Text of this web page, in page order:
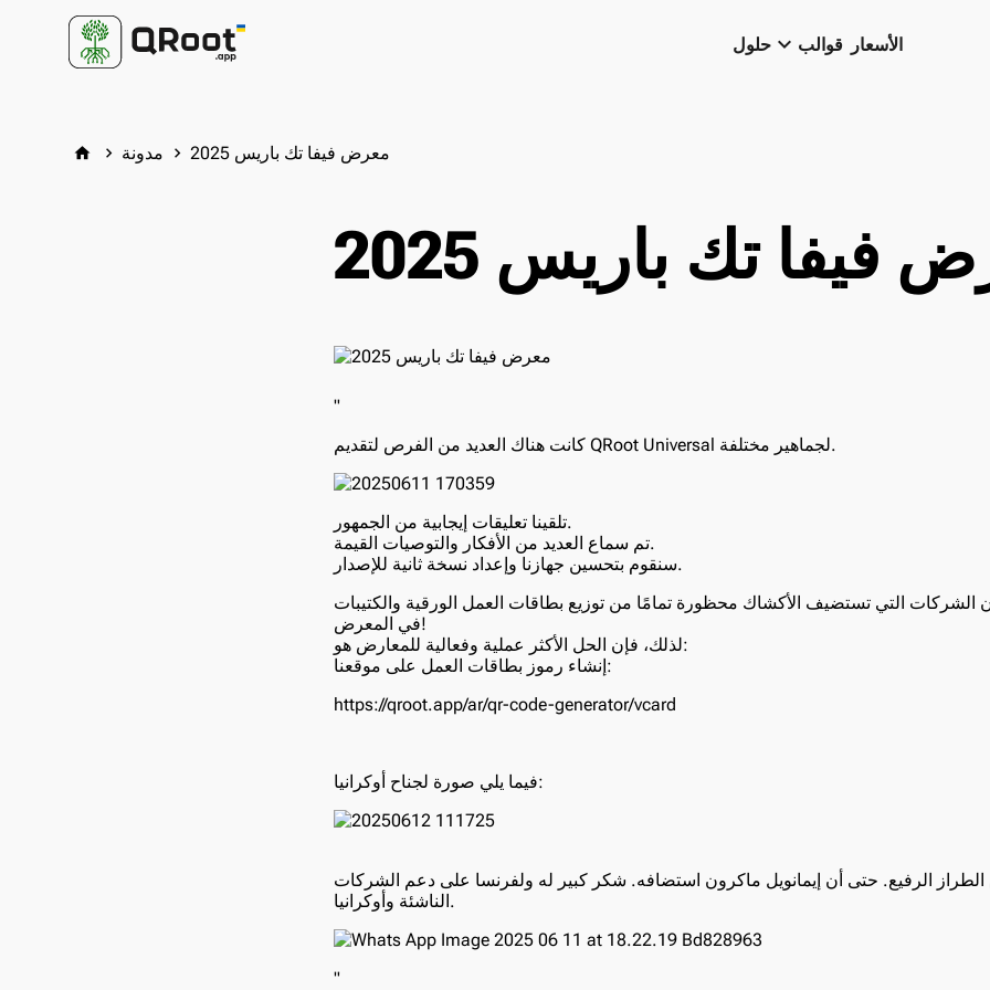
حلول keyboard_arrow_down قوالب الأسعار
home keyboard_arrow_right مدونة keyboard_arrow_right معرض فيفا تك باريس 2025
فيفا تك باريس 2025
"
كانت هناك العديد من الفرص لتقديم QRoot Universal لجماهير مختلفة.
تلقينا تعليقات إيجابية من الجمهور.
تم سماع العديد من الأفكار والتوصيات القيمة.
سنقوم بتحسين جهازنا وإعداد نسخة ثانية للإصدار.
الشركات التي تستضيف الأكشاك محظورة تمامًا من توزيع بطاقات العمل الورقية والكتيبات
في المعرض!
لذلك، فإن الحل الأكثر عملية وفعالية للمعارض هو:
إنشاء رموز بطاقات العمل على موقعنا:
https://qroot.app/ar/qr-code-generator/vcard
فيما يلي صورة لجناح أوكرانيا:
الرفيع. حتى أن إيمانويل ماكرون استضافه. شكر كبير له ولفرنسا على دعم الشركات
الناشئة وأوكرانيا.
"